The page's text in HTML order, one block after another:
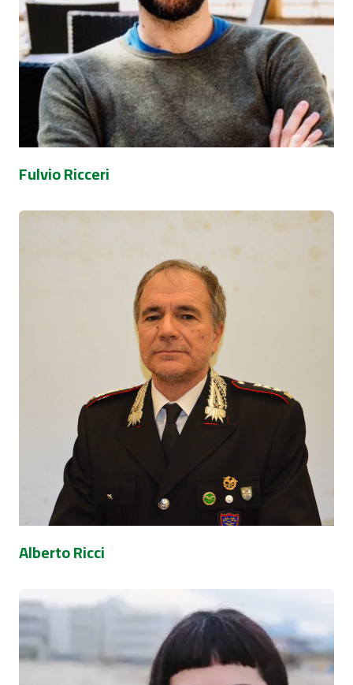
Fulvio Ricceri
Alberto Ricci